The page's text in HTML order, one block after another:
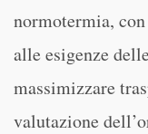
normotermia,
alle esigenze
massimizzare
valutazione